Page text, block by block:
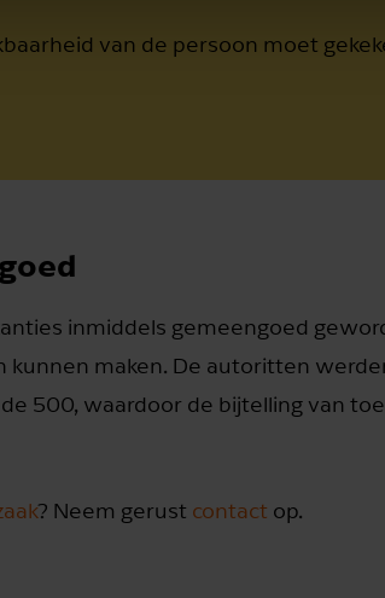
van de persoon moet
inmiddels gemeengoed
maken. De autoritten
500, waardoor de bijtelling van
? Neem gerust contact op.